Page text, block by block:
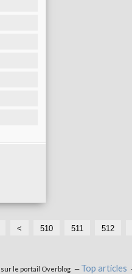
<
5
510 511 512
sur le portail Overblog Top articles